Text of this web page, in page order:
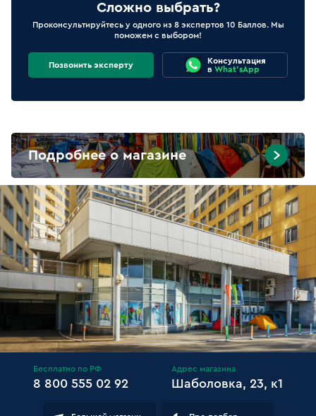
Сложно выбрать?
Проконсультируйтесь у одного из 8 экспертов 10 Баллов. Мы
поможем с выбором!
Позвонить эксперту
Консультация
в What'sApp
Подробнее о магазине
Бесплатно по РФ
8 800 555 02 92
Адрес магазина
Шаболовка, 23, к1